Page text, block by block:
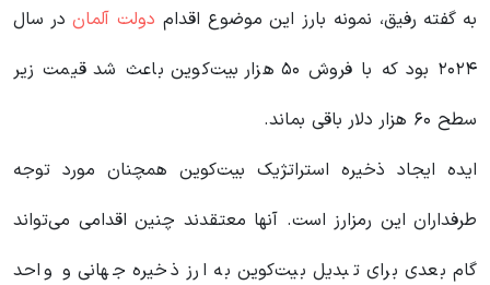
به گفته رفیق، نمونه بارز این موضوع اقدام دولت آلماندر سال
۲۰۲۴ بود که با فروش ۵۰ هزار بیت‌کوین باعث شد قیمت‌ زیر
سطح ۶۰ هزار دلار باقی بماند.
ایده ایجاد ذخیره استراتژیک بیت‌کوین همچنان مورد توجه
طرفداران این رمزارز است. آنها معتقدند چنین اقدامی می‌تواند
گام بعدی برای تبدیل بیت‌کوین به ارز ذخیره جهانی و واحد